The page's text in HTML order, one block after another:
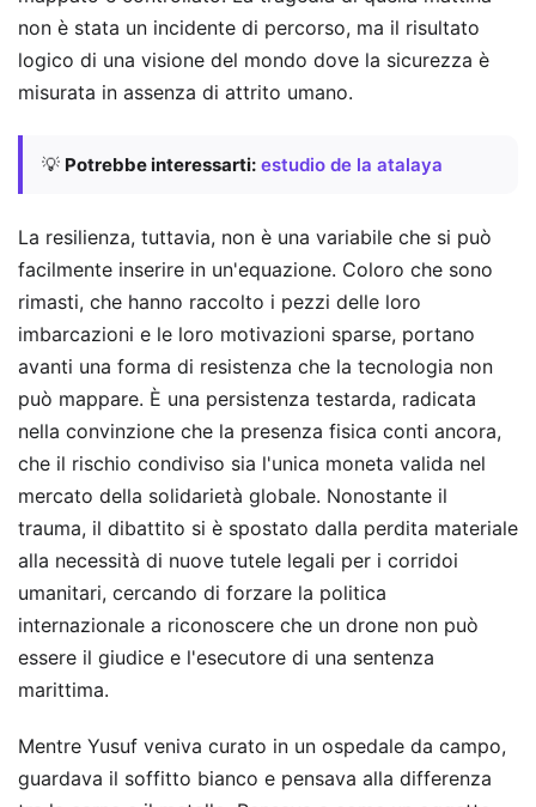
non è stata un incidente di percorso, ma il risultato
logico di una visione del mondo dove la sicurezza è
misurata in assenza di attrito umano.
💡 Potrebbe interessarti: estudio de la atalaya
La resilienza, tuttavia, non è una variabile che si può
facilmente inserire in un'equazione. Coloro che sono
rimasti, che hanno raccolto i pezzi delle loro
imbarcazioni e le loro motivazioni sparse, portano
avanti una forma di resistenza che la tecnologia non
può mappare. È una persistenza testarda, radicata
nella convinzione che la presenza fisica conti ancora,
che il rischio condiviso sia l'unica moneta valida nel
mercato della solidarietà globale. Nonostante il
trauma, il dibattito si è spostato dalla perdita materiale
alla necessità di nuove tutele legali per i corridoi
umanitari, cercando di forzare la politica
internazionale a riconoscere che un drone non può
essere il giudice e l'esecutore di una sentenza
marittima.
Mentre Yusuf veniva curato in un ospedale da campo,
guardava il soffitto bianco e pensava alla differenza